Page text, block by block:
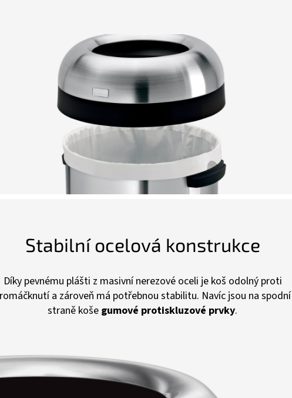
Stabilní ocelová konstrukce
Díky pevnému plášti z masivní nerezové oceli je koš odolný proti
a zároveň má potřebnou stabilitu. Navíc jsou na spodní
straně koše gumové protiskluzové prvky.